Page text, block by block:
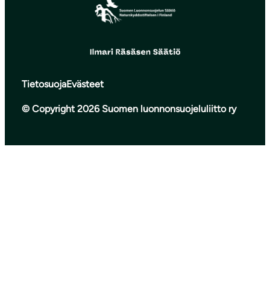
TietosuojaEvästeet
© Copyright 2026 Suomen luonnonsuojeluliitto ry